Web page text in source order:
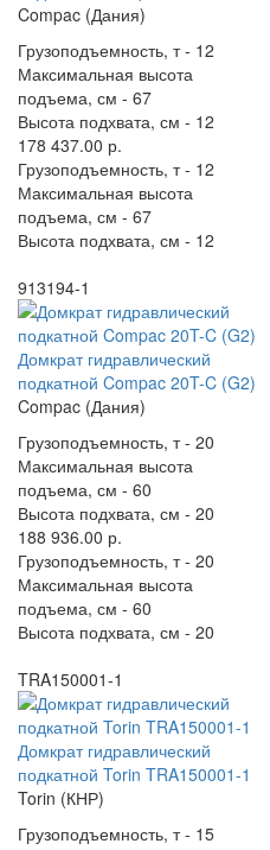
Compac (Дания)
Грузоподъемность, т - 12
Максимальная высота
подъема, см - 67
Высота подхвата, см - 12
178 437.00 р.
Грузоподъемность, т - 12
Максимальная высота
подъема, см - 67
Высота подхвата, см - 12
913194-1
Домкрат гидравлический
подкатной Compac 20T-C (G2)
Compac (Дания)
Грузоподъемность, т - 20
Максимальная высота
подъема, см - 60
Высота подхвата, см - 20
188 936.00 р.
Грузоподъемность, т - 20
Максимальная высота
подъема, см - 60
Высота подхвата, см - 20
TRA150001-1
Домкрат гидравлический
подкатной Torin TRA150001-1
Torin (КНР)
Грузоподъемность, т - 15